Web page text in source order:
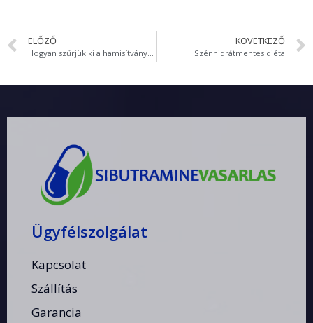
ELŐZŐ KÖVETKEZŐ
Szénhidrátmentes diéta
Ügyfélszolgálat
Kapcsolat
Szállítás
Garancia